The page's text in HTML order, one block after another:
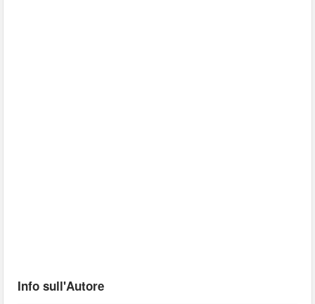
Info sull'Autore